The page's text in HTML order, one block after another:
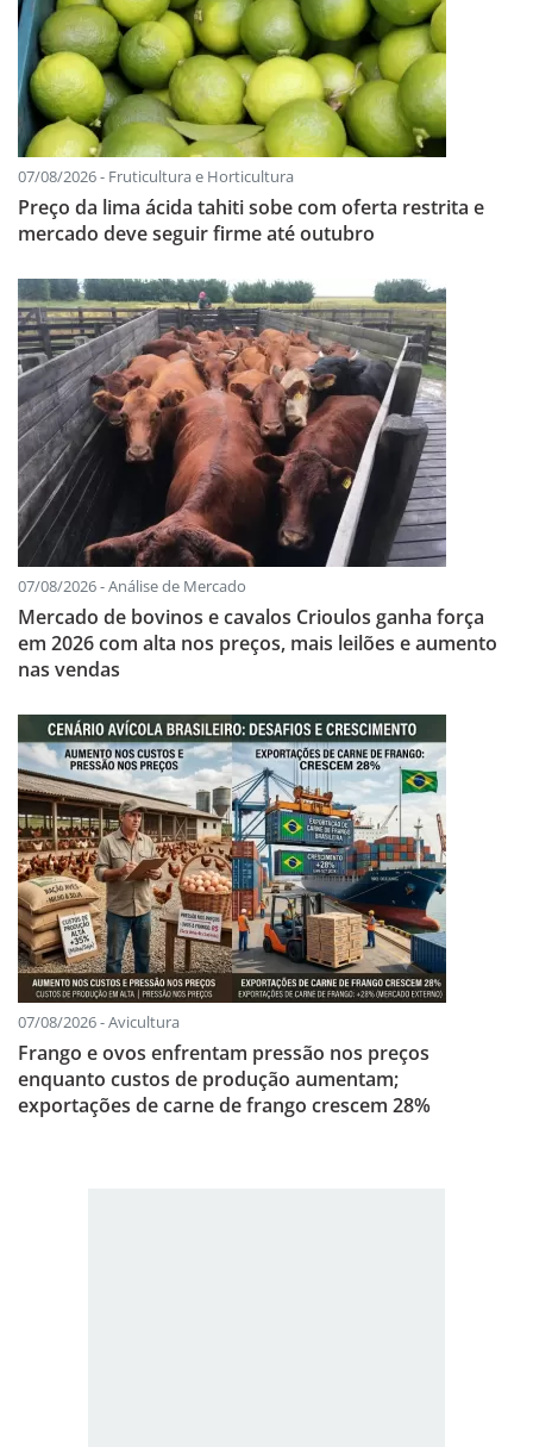
07/08/2026 - Fruticultura e Horticultura
Preço da lima ácida tahiti sobe com oferta restrita e
mercado deve seguir firme até outubro
07/08/2026 - Análise de Mercado
Mercado de bovinos e cavalos Crioulos ganha força
em 2026 com alta nos preços, mais leilões e aumento
nas vendas
07/08/2026 - Avicultura
Frango e ovos enfrentam pressão nos preços
enquanto custos de produção aumentam;
exportações de carne de frango crescem 28%